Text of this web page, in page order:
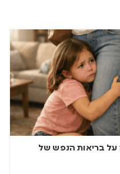
בריאות הנפש של